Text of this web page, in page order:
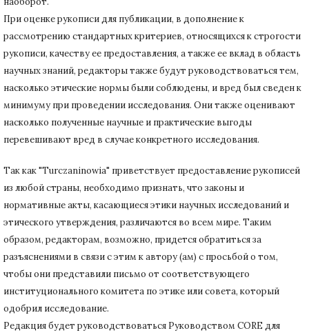
При оценке рукописи для публикации, в дополнение к
рассмотрению стандартных критериев, относящихся к строгости
рукописи, качеству ее предоставления, а также ее вклад в область
научных знаний, редакторы также будут руководствоваться тем,
насколько этические нормы были соблюдены, и вред был сведен к
минимуму при проведении исследования. Они также оценивают
насколько полученные научные и практические выгоды
перевешивают вред в случае конкретного исследования.
Так как "Turczaninowia" приветствует предоставление рукописей
из любой страны, необходимо признать, что законы и
нормативные акты, касающиеся этики научных исследований и
этического утверждения, различаются во всем мире. Таким
образом, редакторам, возможно, придется обратиться за
разъяснениями в связи с этим к автору (ам) с просьбой о том,
чтобы они представили письмо от соответствующего
институционального комитета по этике или совета, который
одобрил исследование.
Редакция будет руководствоваться Руководством CORE для